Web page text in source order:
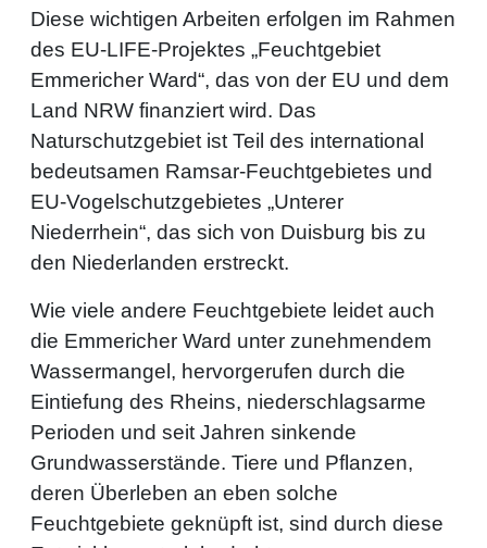
Diese wichtigen Arbeiten erfolgen im Rahmen
des EU-LIFE-Projektes „Feuchtgebiet
Emmericher Ward“, das von der EU und dem
Land NRW finanziert wird. Das
Naturschutzgebiet ist Teil des international
bedeutsamen Ramsar-Feuchtgebietes und
EU-Vogelschutzgebietes „Unterer
Niederrhein“, das sich von Duisburg bis zu
den Niederlanden erstreckt.
Wie viele andere Feuchtgebiete leidet auch
die Emmericher Ward unter zunehmendem
Wassermangel, hervorgerufen durch die
Eintiefung des Rheins, niederschlagsarme
Perioden und seit Jahren sinkende
Grundwasserstände. Tiere und Pflanzen,
deren Überleben an eben solche
Feuchtgebiete geknüpft ist, sind durch diese